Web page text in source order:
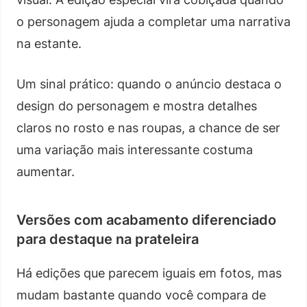
o personagem ajuda a completar uma narrativa
na estante.
Um sinal prático: quando o anúncio destaca o
design do personagem e mostra detalhes
claros no rosto e nas roupas, a chance de ser
uma variação mais interessante costuma
aumentar.
Versões com acabamento diferenciado
para destaque na prateleira
Há edições que parecem iguais em fotos, mas
mudam bastante quando você compara de